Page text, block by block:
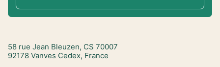
58 rue Jean Bleuzen, CS 70007
92178 Vanves Cedex, France